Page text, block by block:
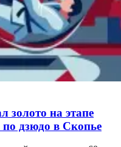
золото на этапе
дзюдо в Скопье